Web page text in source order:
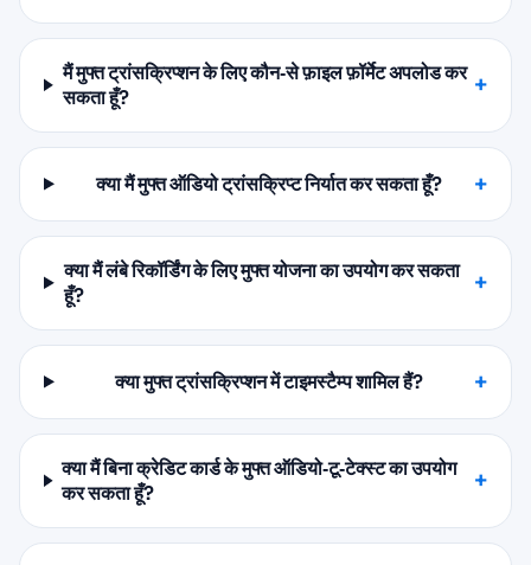
मैं मुफ्त ट्रांसक्रिप्शन के लिए कौन‑से फ़ाइल फ़ॉर्मेट अपलोड कर
सकता हूँ?
क्या मैं मुफ्त ऑडियो ट्रांसक्रिप्ट निर्यात कर सकता हूँ?
क्या मैं लंबे रिकॉर्डिंग के लिए मुफ्त योजना का उपयोग कर सकता
हूँ?
क्या मुफ्त ट्रांसक्रिप्शन में टाइमस्टैम्प शामिल हैं?
क्या मैं बिना क्रेडिट कार्ड के मुफ्त ऑडियो‑टू‑टेक्स्ट का उपयोग
कर सकता हूँ?